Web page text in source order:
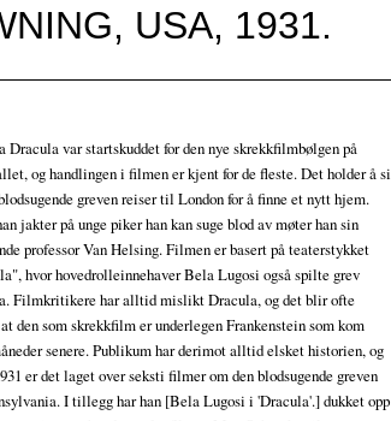
USA, 1931.
Dracula var startskuddet for den nye skrekkfilmbølgen på
og handlingen i filmen er kjent for de fleste. Det holder å si
greven reiser til London for å finne et nytt hjem.
jakter på unge piker han kan suge blod av møter han sin
professor Van Helsing. Filmen er basert på teaterstykket
hvor hovedrolleinnehaver Bela Lugosi også spilte grev
Filmkritikere har alltid mislikt Dracula, og det blir ofte
den som skrekkfilm er underlegen Frankenstein som kom
senere. Publikum har derimot alltid elsket historien, og
er det laget over seksti filmer om den blodsugende greven
I tillegg har han [Bela Lugosi i 'Dracula'.] dukket opp